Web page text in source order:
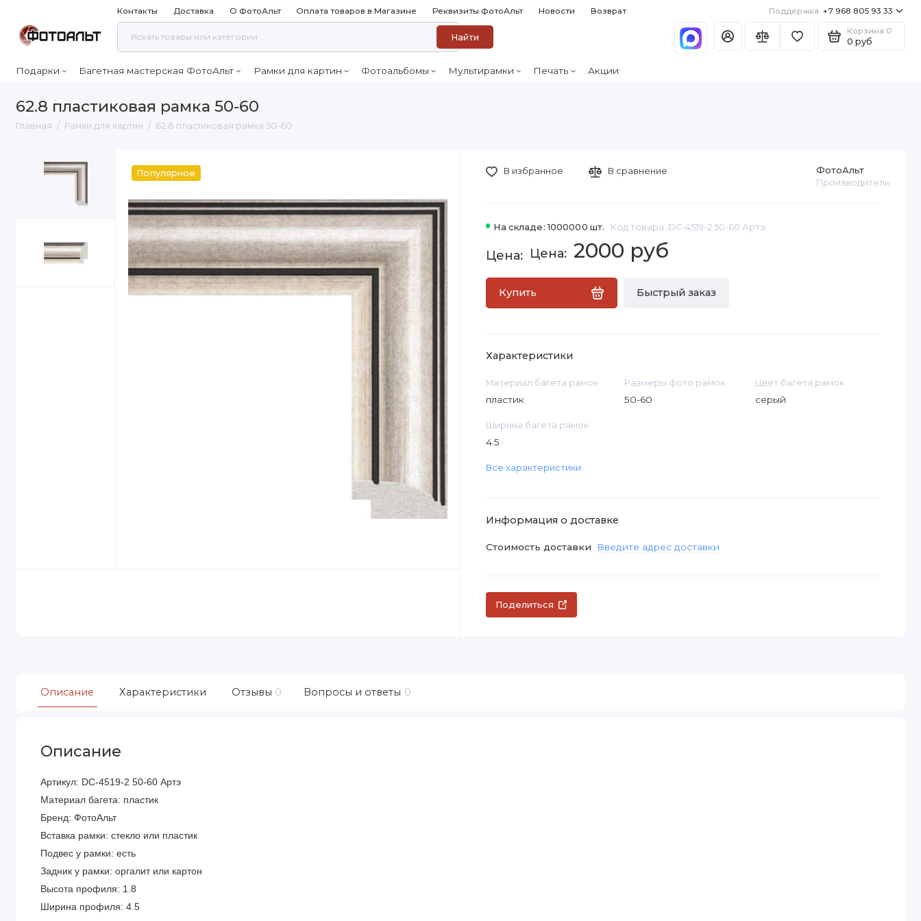
Контакты Доставка О ФотоАльт Оплата товаров в Магазине Реквизиты ФотоАльт Новости Возврат Поддержка +7 968 805 93 33
Найти
Корзина 0
0 руб
Подарки Багетная мастерская ФотоАльт Рамки для картин Фотоальбомы Мультирамки Печать Акции
62.8 пластиковая рамка 50-60
Главная Рамки для картин 62.8 пластиковая рамка 50-60
Популярное
На складе: 1000000 шт. Код товара: DC-4519-2 50-60 Артэ
ФотоАльт
Производитель
2000 руб
Купить Быстрый заказ
В избранное В сравнение
Характеристики
Материал багета рамок
пластик
Размеры фото рамок
50-60
Цвет багета рамок
серый
Ширина багета рамок
4.5
Все характеристики
Информация о доставке
Стоимость доставки Введите адрес доставки
Поделиться
Описание Характеристики Отзывы 0 Вопросы и ответы 0
Описание
Артикул: DC-4519-2 50-60 Артэ
Материал багета: пластик
Бренд: ФотоАльт
Вставка рамки: стекло или пластик
Подвес у рамки: есть
Задник у рамки: оргалит или картон
Высота профиля: 1.8
Ширина профиля: 4.5